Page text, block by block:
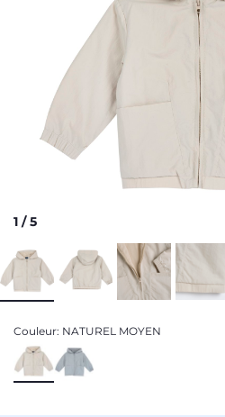
1 /5
Couleur: NATUREL MOYEN